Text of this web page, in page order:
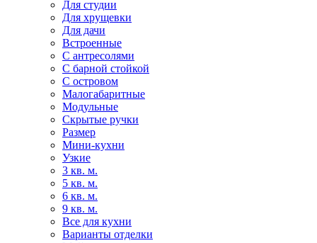
Для студии
Для хрущевки
Для дачи
Встроенные
С антресолями
С барной стойкой
С островом
Малогабаритные
Модульные
Скрытые ручки
Размер
Мини-кухни
Узкие
3 кв. м.
5 кв. м.
6 кв. м.
9 кв. м.
Все для кухни
Варианты отделки